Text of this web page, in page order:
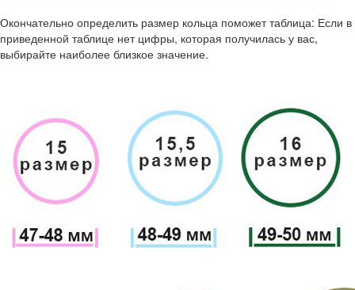
Окончательно определить размер кольца поможет таблица: Если в
приведенной таблице нет цифры, которая получилась у вас,
выбирайте наиболее близкое значение.